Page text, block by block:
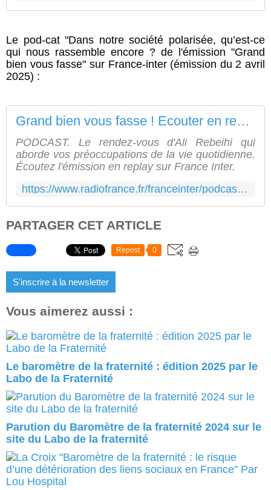
Le pod-cat "Dans notre société polarisée, qu’est-ce
qui nous rassemble encore ? de l'émission "Grand
bien vous fasse" sur France-inter (émission du 2 avril
2025) :
Grand bien vous fasse ! Écouter en replay et podcast sur France Inter
PODCAST. Le rendez-vous d'Ali Rebeihi qui
aborde vos préoccupations de la vie quotidienne.
Écoutez l'émission en replay sur France Inter.
https://www.radiofrance.fr/franceinter/podcasts/grand-bien-vous-fasse
PARTAGER CET ARTICLE
Repost 0
S'inscrire à la newsletter
Vous aimerez aussi :
Le baromètre de la fraternité : édition 2025 par le
Labo de la Fraternité
Parution du Baromètre de la fraternité 2024 sur le
site du Labo de la fraternité